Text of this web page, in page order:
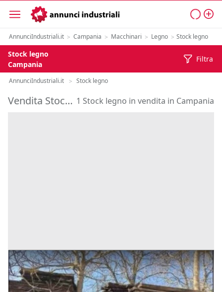
AnnunciIndustriali.it > Campania > Macchinari > Legno > Stock legno
Stock legno
Campania
Filtra
AnnunciIndustriali.it > Stock legno
Vendita Stock legno in Campania 1 Stock legno in vendita in Campania
Stock legname castagno
Prezzo
1 €